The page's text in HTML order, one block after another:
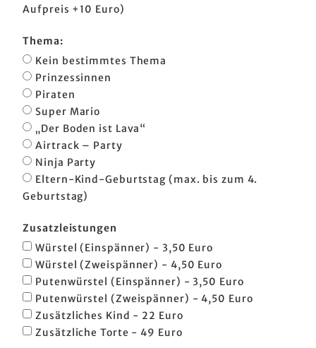
Aufpreis +10 Euro)
Thema:
Kein bestimmtes Thema
Prinzessinnen
Piraten
Super Mario
„Der Boden ist Lava“
Airtrack – Party
Ninja Party
Eltern-Kind-Geburtstag (max. bis zum 4.
Geburtstag)
Zusatzleistungen
Würstel (Einspänner) - 3,50 Euro
Würstel (Zweispänner) - 4,50 Euro
Putenwürstel (Einspänner) - 3,50 Euro
Putenwürstel (Zweispänner) - 4,50 Euro
Zusätzliches Kind - 22 Euro
Zusätzliche Torte - 49 Euro